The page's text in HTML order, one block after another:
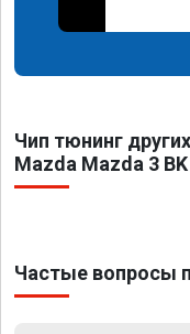
Чип тюнинг
Mazda Mazda 3 BK
Частые вопросы